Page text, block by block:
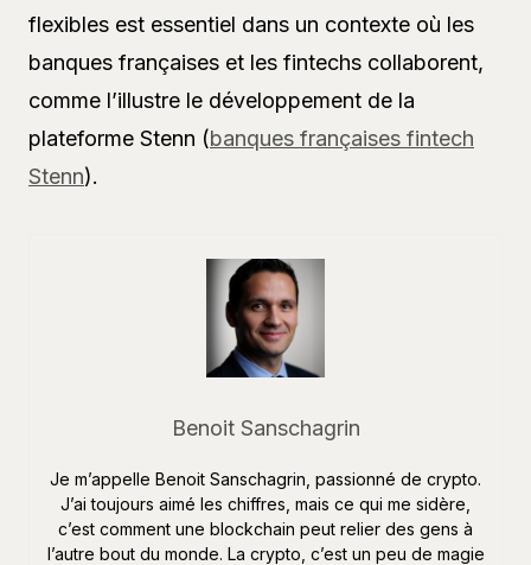
flexibles est essentiel dans un contexte où les
banques françaises et les fintechs collaborent,
comme l’illustre le développement de la
plateforme Stenn (banques françaises fintech
Stenn).
Benoit Sanschagrin
Je m’appelle Benoit Sanschagrin, passionné de crypto.
J’ai toujours aimé les chiffres, mais ce qui me sidère,
c’est comment une blockchain peut relier des gens à
l’autre bout du monde. La crypto, c’est un peu de magie